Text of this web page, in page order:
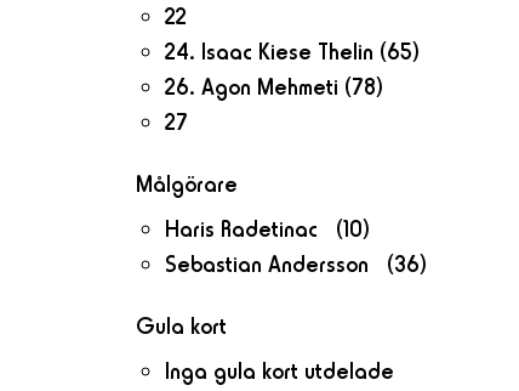
22
24. Isaac Kiese Thelin (65)
26. Agon Mehmeti (78)
27
Målgörare
Haris Radetinac (10)
Sebastian Andersson (36)
Gula kort
Inga gula kort utdelade